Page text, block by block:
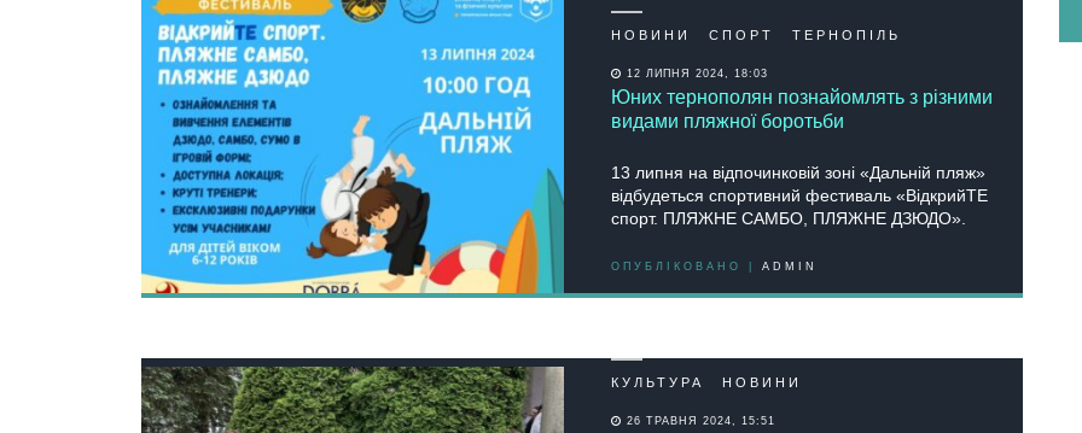
НОВИНИ СПОРТ ТЕРНОПІЛЬ
12 ЛИПНЯ 2024, 18:03
Юних тернополян познайомлять з різними
видами пляжної боротьби
13 липня на відпочинковій зоні «Дальній пляж»
відбудеться спортивний фестиваль «ВідкрийТЕ
спорт. ПЛЯЖНЕ САМБО, ПЛЯЖНЕ ДЗЮДО».
ОПУБЛІКОВАНО | ADMIN
КУЛЬТУРА НОВИНИ
26 ТРАВНЯ 2024, 15:51